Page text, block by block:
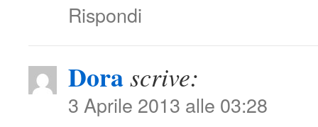
Rispondi
Dorascrive:
3 Aprile 2013 alle 03:28